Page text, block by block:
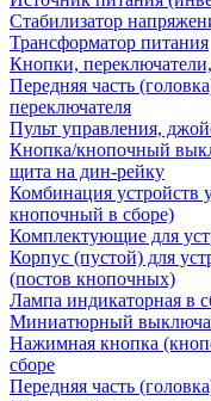
Стабилизатор
Трансформатор питания
Кнопки,
Передняя часть
переключателя
Пульт управления,
Кнопка/кнопочный
щита на дин-рейку
Комбинация устройств
кнопочный в сборе)
Комплектующие для
Корпус (пустой) для
(постов кнопочных)
Лампа индикаторная в
Миниатюрный
Нажимная кнопка
сборе
Передняя часть